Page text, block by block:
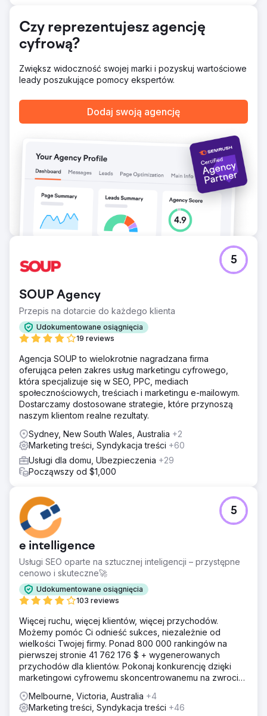
Przejdź do strony agencji
Czy reprezentujesz agencję
cyfrową?
Zwiększ widoczność swojej marki i pozyskuj wartościowe
leady poszukujące pomocy ekspertów.
Dodaj swoją agencję
SOUP Agency
Przepis na dotarcie do każdego klienta
Udokumentowane osiągnięcia
19 reviews
5
Agencja SOUP to wielokrotnie nagradzana firma
oferująca pełen zakres usług marketingu cyfrowego,
która specjalizuje się w SEO, PPC, mediach
społecznościowych, treściach i marketingu e-mailowym.
Dostarczamy dostosowane strategie, które przynoszą
naszym klientom realne rezultaty.
Sydney, New South Wales, Australia +2
Marketing treści, Syndykacja treści +60
Usługi dla domu, Ubezpieczenia +29
Począwszy od $1,000
e intelligence
Usługi SEO oparte na sztucznej inteligencji – przystępne
cenowo i skuteczne🚀
Udokumentowane osiągnięcia
103 reviews
5
Więcej ruchu, więcej klientów, więcej przychodów.
Możemy pomóc Ci odnieść sukces, niezależnie od
wielkości Twojej firmy. Ponad 800 000 rankingów na
pierwszej stronie 41 762 176 $ + wygenerowanych
przychodów dla klientów. Pokonaj konkurencję dzięki
marketingowi cyfrowemu skoncentrowanemu na zwrocie
Melbourne, Victoria, Australia +4
Marketing treści, Syndykacja treści +46